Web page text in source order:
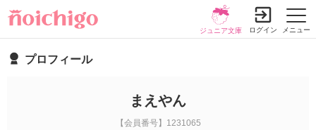
メニュー
ジュニア文庫 ログイン
プロフィール
まえやん
【会員番号】1231065